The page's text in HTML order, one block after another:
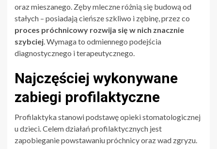
oraz mieszanego. Zęby mleczne różnią się budową od
stałych – posiadają cieńsze szkliwo i zębinę, przez co
proces próchnicowy rozwija się w nich znacznie
szybciej. Wymaga to odmiennego podejścia
diagnostycznego i terapeutycznego.
Najczęściej wykonywane
zabiegi profilaktyczne
Profilaktyka stanowi podstawę opieki stomatologicznej
u dzieci. Celem działań profilaktycznych jest
zapobieganie powstawaniu próchnicy oraz wad zgryzu.